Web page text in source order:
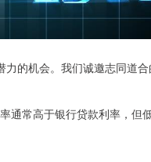
的机会。我们诚邀志同道
常高于银行贷款利率，但